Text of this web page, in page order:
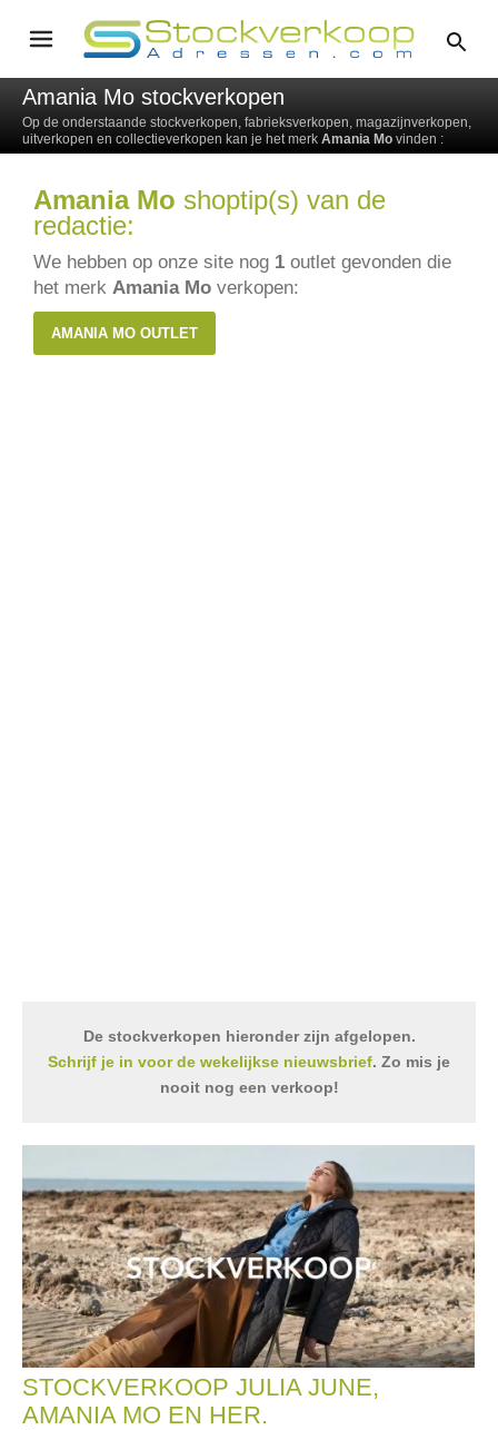
Amania Mo stockverkopen
Op de onderstaande stockverkopen, fabrieksverkopen, magazijnverkopen,
uitverkopen en collectieverkopen kan je het merk Amania Mo vinden :
Amania Mo shoptip(s) van de
redactie:
We hebben op onze site nog 1 outlet gevonden die
het merk Amania Mo verkopen:
AMANIA MO OUTLET
De stockverkopen hieronder zijn afgelopen.
Schrijf je in voor de wekelijkse nieuwsbrief. Zo mis je
nooit nog een verkoop!
STOCKVERKOOP JULIA JUNE,
AMANIA MO EN HER.